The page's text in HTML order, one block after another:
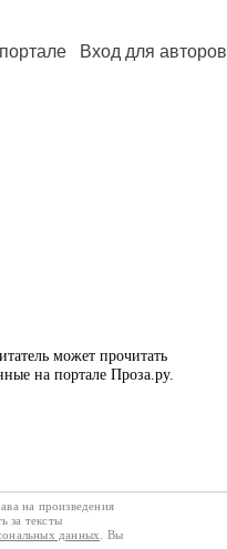
Вход для авторов
может прочитать
на портале Проза.ру.
на произведения
за тексты
данных
. Вы